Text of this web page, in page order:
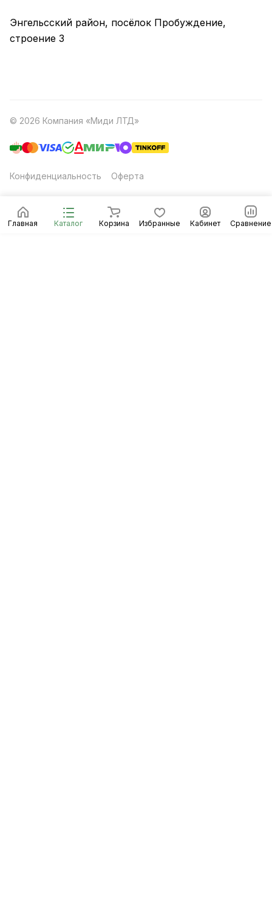
Главная Каталог Корзина Избранные Кабинет Сравнение
Энгельсский район, посёлок Пробуждение,
строение 3
© 2026 Компания «Миди ЛТД»
Конфиденциальность Оферта